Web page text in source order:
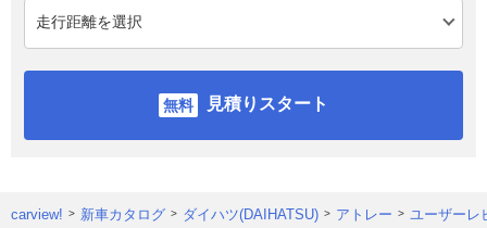
見積りスタート
carview! 新車カタログ ダイハツ(DAIHATSU) アトレー ユーザーレ